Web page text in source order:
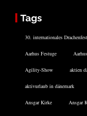
Tags
30. internationales
Aarhus Festuge
Agility-Show aktien
aktivurlaub in dänemark
Ansgar Kirke Ansgar